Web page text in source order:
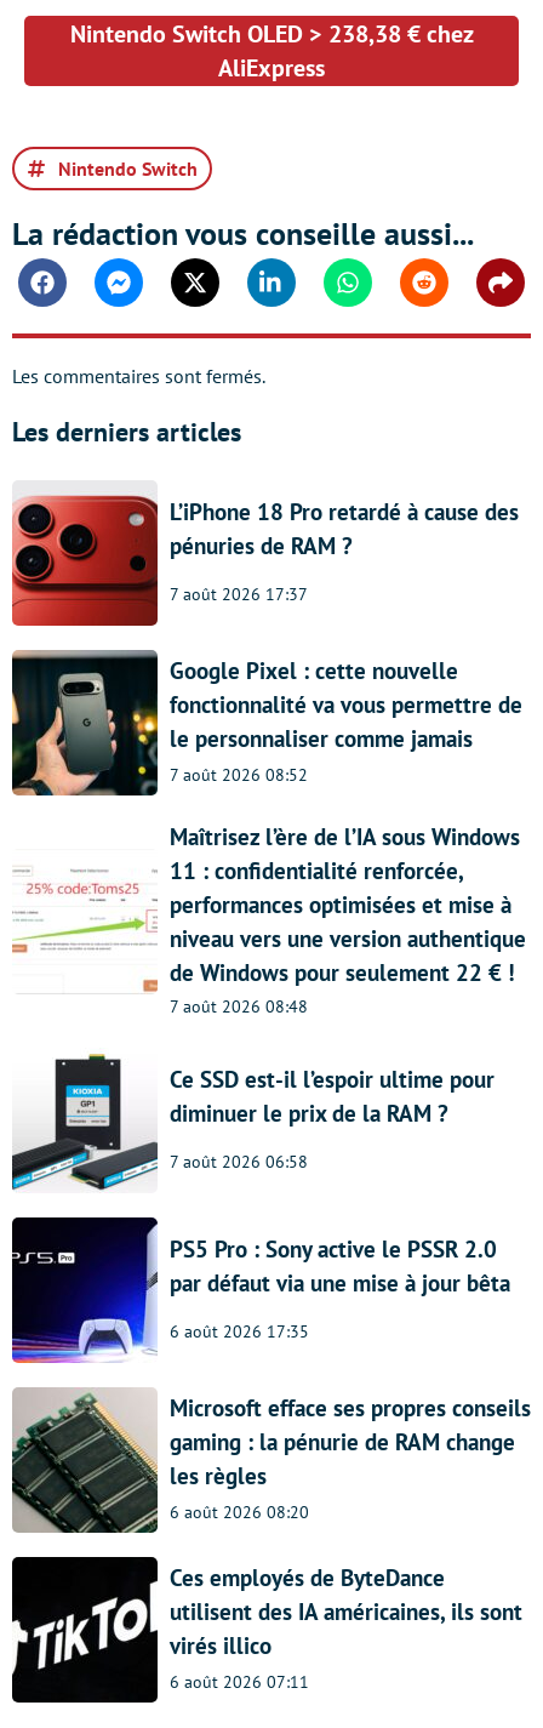
Nintendo Switch OLED > 238,38 € chez
AliExpress
Nintendo Switch
La rédaction vous conseille aussi...
FacebookMessengerTwitter Linkedin WhatsappReddit
Les commentaires sont fermés.
Les derniers articles
L’iPhone 18 Pro retardé à cause des
pénuries de RAM ?
7 août 2026 17:37
Google Pixel : cette nouvelle
fonctionnalité va vous permettre de
le personnaliser comme jamais
7 août 2026 08:52
Maîtrisez l’ère de l’IA sous Windows
11 : confidentialité renforcée,
performances optimisées et mise à
niveau vers une version authentique
de Windows pour seulement 22 € !
7 août 2026 08:48
Ce SSD est-il l’espoir ultime pour
diminuer le prix de la RAM ?
7 août 2026 06:58
PS5 Pro : Sony active le PSSR 2.0
par défaut via une mise à jour bêta
6 août 2026 17:35
Microsoft efface ses propres conseils
gaming : la pénurie de RAM change
les règles
6 août 2026 08:20
Ces employés de ByteDance
utilisent des IA américaines, ils sont
virés illico
6 août 2026 07:11